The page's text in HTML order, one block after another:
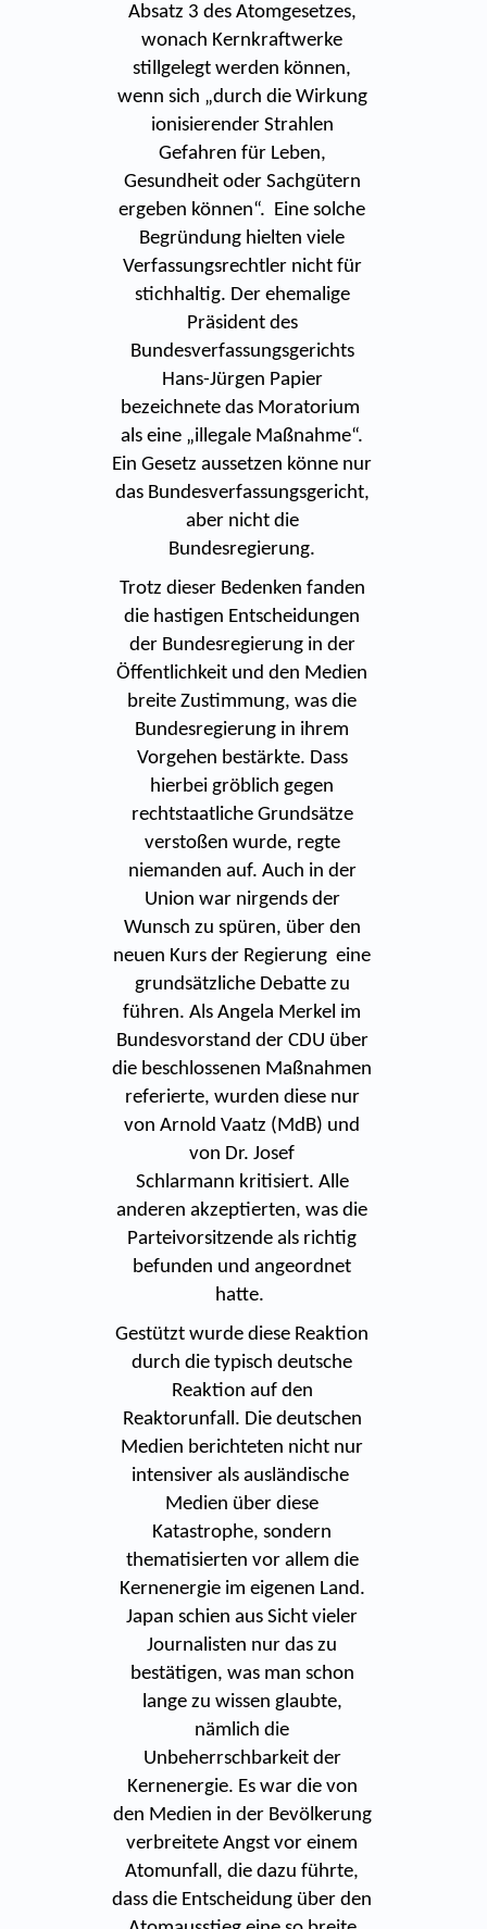
Absatz 3 des Atomgesetzes,
wonach Kernkraftwerke
stillgelegt werden können,
wenn sich „durch die Wirkung
ionisierender Strahlen
Gefahren für Leben,
Gesundheit oder Sachgütern
ergeben können“. Eine solche
Begründung hielten viele
Verfassungsrechtler nicht für
stichhaltig. Der ehemalige
Präsident des
Bundesverfassungsgerichts
Hans-Jürgen Papier
bezeichnete das Moratorium
als eine „illegale Maßnahme“.
Ein Gesetz aussetzen könne nur
das Bundesverfassungsgericht,
aber nicht die
Bundesregierung.
Trotz dieser Bedenken fanden
die hastigen Entscheidungen
der Bundesregierung in der
Öffentlichkeit und den Medien
breite Zustimmung, was die
Bundesregierung in ihrem
Vorgehen bestärkte. Dass
hierbei gröblich gegen
rechtstaatliche Grundsätze
verstoßen wurde, regte
niemanden auf. Auch in der
Union war nirgends der
Wunsch zu spüren, über den
neuen Kurs der Regierung eine
grundsätzliche Debatte zu
führen. Als Angela Merkel im
Bundesvorstand der CDU über
die beschlossenen Maßnahmen
referierte, wurden diese nur
von Arnold Vaatz (MdB) und
von Dr. Josef
Schlarmann kritisiert. Alle
anderen akzeptierten, was die
Parteivorsitzende als richtig
befunden und angeordnet
hatte.
Gestützt wurde diese Reaktion
durch die typisch deutsche
Reaktion auf den
Reaktorunfall. Die deutschen
Medien berichteten nicht nur
intensiver als ausländische
Medien über diese
Katastrophe, sondern
thematisierten vor allem die
Kernenergie im eigenen Land.
Japan schien aus Sicht vieler
Journalisten nur das zu
bestätigen, was man schon
lange zu wissen glaubte,
nämlich die
Unbeherrschbarkeit der
Kernenergie. Es war die von
den Medien in der Bevölkerung
verbreitete Angst vor einem
Atomunfall, die dazu führte,
dass die Entscheidung über den